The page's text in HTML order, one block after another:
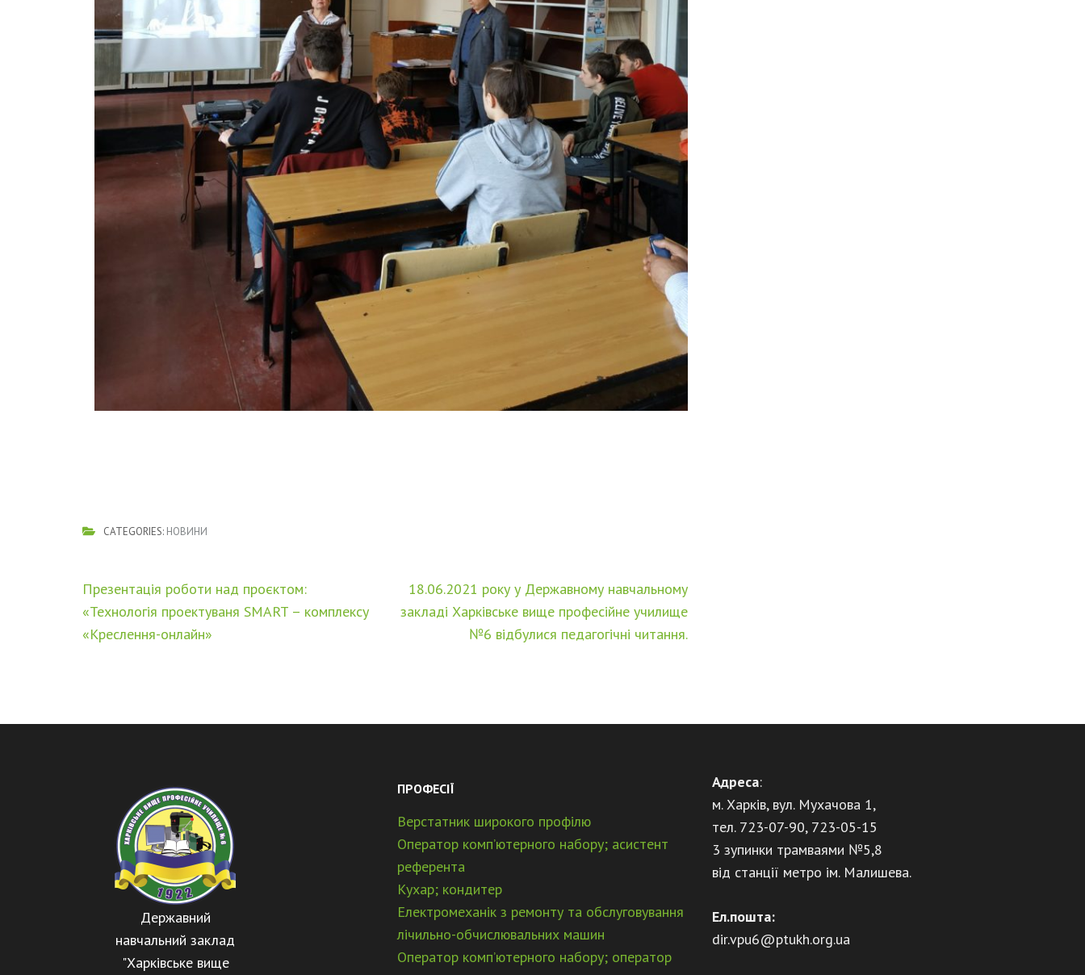
CATEGORIES: НОВИНИ
Навігація
записів
Презентація роботи над проєктом:
«Технологія проектуваня SMART – комплексу
«Креслення-онлайн»
18.06.2021 року у Державному навчальному
закладі Харківське вище професійне училище
№6 відбулися педагогічні читання.
Державний
навчальний заклад
"Харківське вище
ПРОФЕСІЇ
Верстатник широкого профілю
Оператор комп’ютерного набору; асистент
референта
Кухар; кондитер
Електромеханік з ремонту та обслуговування
лічильно-обчислювальних машин
Оператор комп’ютерного набору; оператор
Адреса:
м. Харків, вул. Мухачова 1,
тел. 723-07-90, 723-05-15
3 зупинки трамваями №5,8
від станції метро ім. Малишева.
Ел.пошта:
dir.vpu6@ptukh.org.ua